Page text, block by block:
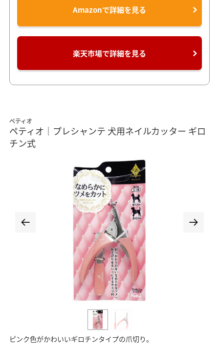
Amazonで詳細を見る
楽天市場で詳細を見る
ペティオ
ペティオ｜プレシャンテ 犬用ネイルカッター ギロ
チン式
ピンク色がかわいいギロチンタイプの爪切り。